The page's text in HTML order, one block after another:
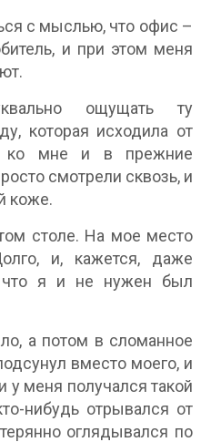
с мыслью, что офис –
и при этом меня
ощущать ту
которая исходила от
ко мне и в прежние
смотрели сквозь, и
коже.
столе. На мое место
и, кажется, даже
я и не нужен был
а потом в сломанное
вместо моего, и
меня получался такой
нибудь отрывался от
оглядывался по